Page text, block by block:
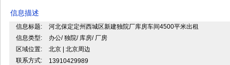
信息描述
信息标题:
河北保定定州西城区新建独院厂库房车间4500平米出租
信息类型:
办公/ 独院/ 库房/ 厂房
区域位置:
北京 | 北京周边
联系方式:
13910429989